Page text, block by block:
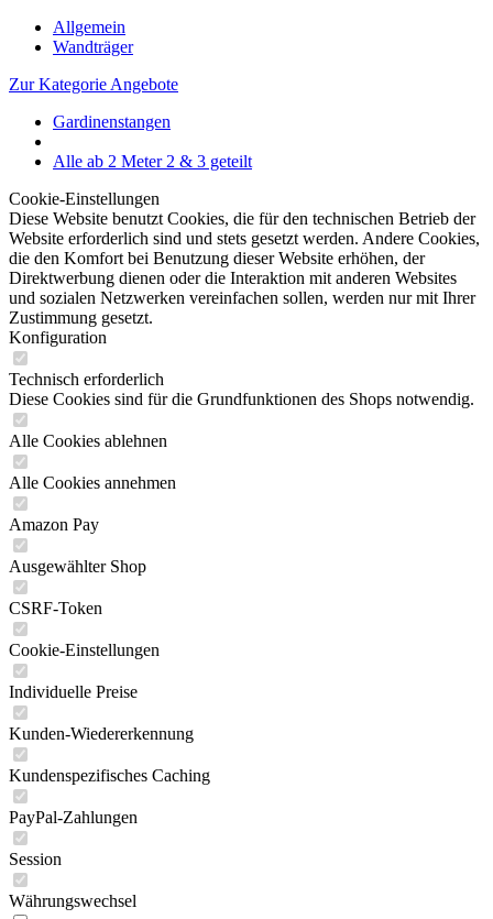
Allgemein
Wandträger
Zur Kategorie Angebote
Gardinenstangen
Alle ab 2 Meter 2 & 3 geteilt
Cookie-Einstellungen
Diese Website benutzt Cookies, die für den technischen Betrieb der
Website erforderlich sind und stets gesetzt werden. Andere Cookies,
die den Komfort bei Benutzung dieser Website erhöhen, der
Direktwerbung dienen oder die Interaktion mit anderen Websites
und sozialen Netzwerken vereinfachen sollen, werden nur mit Ihrer
Zustimmung gesetzt.
Konfiguration
Technisch erforderlich
Diese Cookies sind für die Grundfunktionen des Shops notwendig.
Alle Cookies ablehnen
Alle Cookies annehmen
Amazon Pay
Ausgewählter Shop
CSRF-Token
Cookie-Einstellungen
Individuelle Preise
Kunden-Wiedererkennung
Kundenspezifisches Caching
PayPal-Zahlungen
Session
Währungswechsel